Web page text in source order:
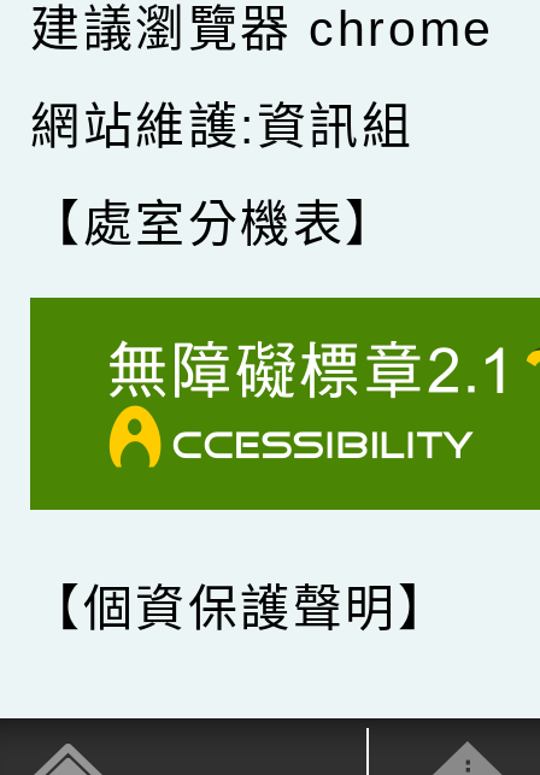
建議瀏覽器 chrome
網站維護:資訊組
【處室分機表】
【個資保護聲明】